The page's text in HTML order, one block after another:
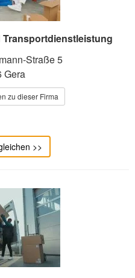
Transportdienstleistung
Straße 5
Gera
zu dieser Firma
>>